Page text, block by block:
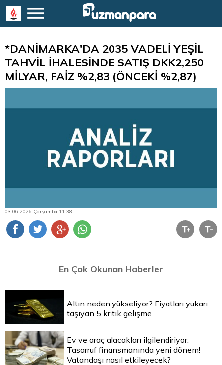
*DANİMARKA'DA 2035 VADELİ YEŞİL
TAHVİL İHALESİNDE SATIŞ DKK2,250
MİLYAR, FAİZ %2,83 (ÖNCEKİ %2,87)
03.06.2026 Çarşamba 11:38
En Çok Okunan Haberler
Altın neden yükseliyor? Fiyatları yukarı
taşıyan 5 kritik gelişme
Ev ve araç alacakları ilgilendiriyor:
Tasarruf finansmanında yeni dönem!
Vatandaşı nasıl etkileyecek?